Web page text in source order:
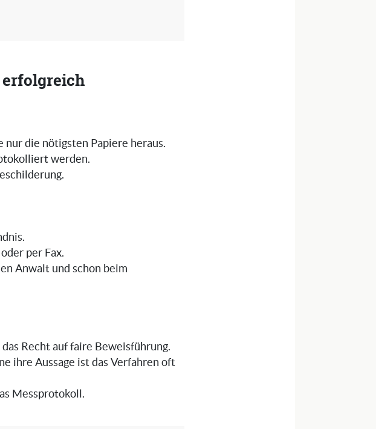
erfolgreich
nur die nötigsten Papiere heraus.
werden.
per Fax.
Anwalt und schon beim
das Recht auf faire Beweisführung.
ihre Aussage ist das Verfahren oft
Messprotokoll.